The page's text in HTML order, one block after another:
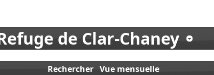
de Clar-Chaney
Rechercher Vue mensuelle